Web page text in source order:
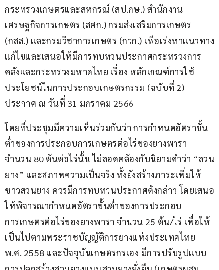
กระทรวงเกษตรและสหกรณ์ (สป.กษ.) สำนักงาน
เศรษฐกิจการเกษตร (สศก.) กรมส่งเสริมการเกษตร
(กสส.) และกรมวิชาการเกษตร (กวก.) เพื่อเร่งหาแนวทาง
แก้ไขและเสนอให้มีการทบทวนประกาศกระทรวงการ
คลังและกระทรวงมหาดไทย เรื่อง หลักเกณฑ์การใช้
ประโยชน์ในการประกอบเกษตรกรรม (ฉบับที่ 2)
ประกาศ ณ วันที่ 31 มกราคม 2566
โดยที่ประชุมมีความเห็นร่วมกันว่า การกำหนดอัตราขั้น
ต่ำของการประกอบการเกษตรต่อไร่ของยางพารา
จำนวน 80 ต้นต่อไร่นั้น ไม่สอดคล้องกับนิยามคำว่า “สวน
ยาง” และสภาพความเป็นจริง ทั้งยังสร้างภาระเพิ่มให้
ชาวสวนยาง ควรมีการทบทวนประกาศดังกล่าว โดยเสนอ
ให้พิจารณากำหนดอัตราขั้นต่ำของการประกอบ
การเกษตรต่อไร่ของยางพารา จำนวน 25 ต้น/ไร่ เพื่อให้
เป็นไปตามพระราชบัญญัติการยางแห่งประเทศไทย
พ.ศ. 2558 และปัจจุบันเกษตรกรเอง มีการปรับรูปแบบ